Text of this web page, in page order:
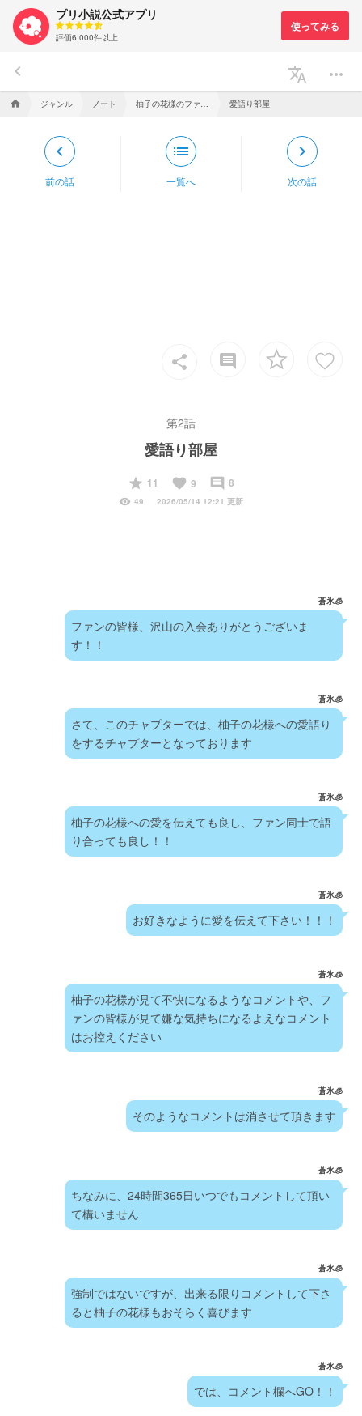
プリ小説公式アプリ
評価6,000件以上
keyboard_arrow_left translate more_horiz
home ジャンル ノート 愛語り部屋
keyboard_arrow_left
前の話
list
一覧へ
keyboard_arrow_right
次の話
share insert_comment
第2話
愛語り部屋
start
11 favorite 9 insert_comment 8
visibility 49 2026/05/14 12:21 更新
蒼氷🧊
ファンの皆様、沢山の入会ありがとうございま
す！！
蒼氷🧊
さて、このチャプターでは、柚子の花様への愛語り
をするチャプターとなっております
蒼氷🧊
柚子の花様への愛を伝えても良し、ファン同士で語
り合っても良し！！
蒼氷🧊
お好きなように愛を伝えて下さい！！！
蒼氷🧊
柚子の花様が見て不快になるようなコメントや、フ
ァンの皆様が見て嫌な気持ちになるよえなコメント
はお控えください
蒼氷🧊
そのようなコメントは消させて頂きます
蒼氷🧊
ちなみに、24時間365日いつでもコメントして頂い
て構いません
蒼氷🧊
強制ではないですが、出来る限りコメントして下さ
ると柚子の花様もおそらく喜びます
蒼氷🧊
では、コメント欄へGO！！